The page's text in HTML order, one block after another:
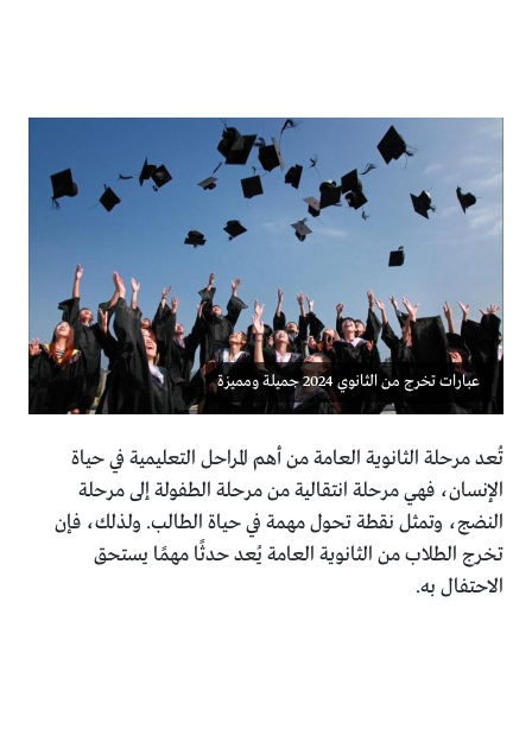
عبارات تخرج من الثانوي 2024 جميلة ومميزة
تُعد مرحلة الثانوية العامة من أهم المراحل التعليمية في حياة
الإنسان، فهي مرحلة انتقالية من مرحلة الطفولة إلى مرحلة
النضج، وتمثل نقطة تحول مهمة في حياة الطالب. ولذلك، فإن
تخرج الطلاب من الثانوية العامة يُعد حدثًا مهمًا يستحق
الاحتفال به.